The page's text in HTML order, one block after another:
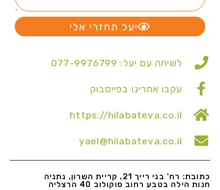
יעל תחזרי אלי
לשיחה עם יעל: 077-9976799
עקבו אחרינו בפייסבוק
https://hilabateva.co.il
yael@hilabateva.co.il
כתובת: רח' בני רייך 21, קריית השרון, נתניה
חנות הילה בטבע רחוב סוקולוב 40 הרצליה